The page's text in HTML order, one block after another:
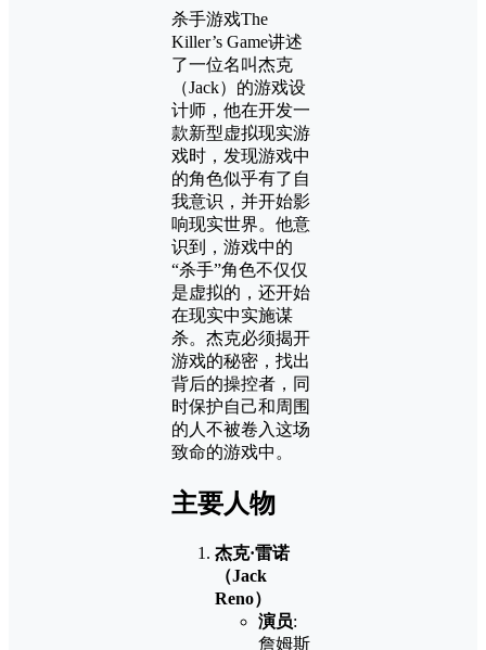
杀手游戏The
Killer’s Game讲述
了一位名叫杰克
（Jack）的游戏设
计师，他在开发一
款新型虚拟现实游
戏时，发现游戏中
的角色似乎有了自
我意识，并开始影
响现实世界。他意
识到，游戏中的
“杀手”角色不仅仅
是虚拟的，还开始
在现实中实施谋
杀。杰克必须揭开
游戏的秘密，找出
背后的操控者，同
时保护自己和周围
的人不被卷入这场
致命的游戏中。
主要人物
杰克·雷诺
（Jack
Reno）
演员:
詹姆斯